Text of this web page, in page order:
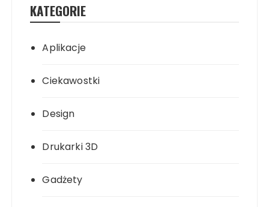
KATEGORIE
Aplikacje
Ciekawostki
Design
Drukarki 3D
Gadżety